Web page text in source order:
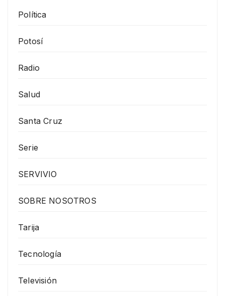
Política
Potosí
Radio
Salud
Santa Cruz
Serie
SERVIVIO
SOBRE NOSOTROS
Tarija
Tecnología
Televisión